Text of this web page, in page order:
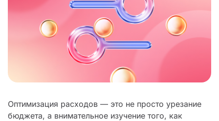
Оптимизация расходов — это не просто урезание
бюджета, а внимательное изучение того, как